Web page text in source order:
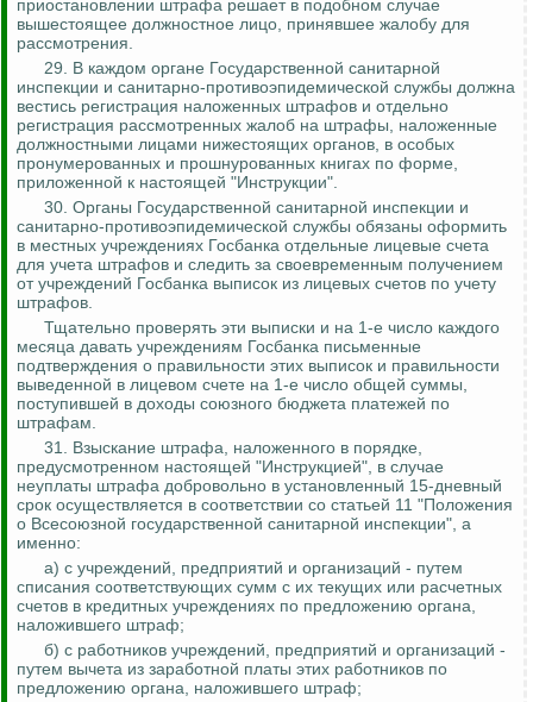
приостановлении штрафа решает в подобном случае
вышестоящее должностное лицо, принявшее жалобу для
рассмотрения.
29. В каждом органе Государственной санитарной
инспекции и санитарно-противоэпидемической службы должна
вестись регистрация наложенных штрафов и отдельно
регистрация рассмотренных жалоб на штрафы, наложенные
должностными лицами нижестоящих органов, в особых
пронумерованных и прошнурованных книгах по форме,
приложенной к настоящей "Инструкции".
30. Органы Государственной санитарной инспекции и
санитарно-противоэпидемической службы обязаны оформить
в местных учреждениях Госбанка отдельные лицевые счета
для учета штрафов и следить за своевременным получением
от учреждений Госбанка выписок из лицевых счетов по учету
штрафов.
Тщательно проверять эти выписки и на 1-е число каждого
месяца давать учреждениям Госбанка письменные
подтверждения о правильности этих выписок и правильности
выведенной в лицевом счете на 1-е число общей суммы,
поступившей в доходы союзного бюджета платежей по
штрафам.
31. Взыскание штрафа, наложенного в порядке,
предусмотренном настоящей "Инструкцией", в случае
неуплаты штрафа добровольно в установленный 15-дневный
срок осуществляется в соответствии со статьей 11 "Положения
о Всесоюзной государственной санитарной инспекции", а
именно:
а) с учреждений, предприятий и организаций - путем
списания соответствующих сумм с их текущих или расчетных
счетов в кредитных учреждениях по предложению органа,
наложившего штраф;
б) с работников учреждений, предприятий и организаций -
путем вычета из заработной платы этих работников по
предложению органа, наложившего штраф;